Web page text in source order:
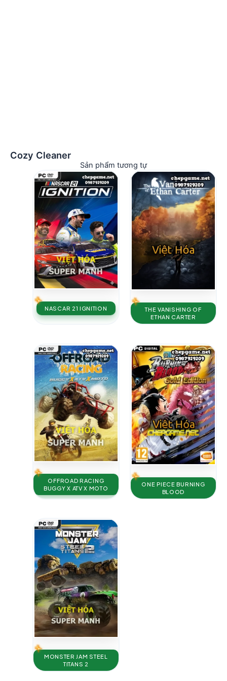
Cozy Cleaner
Sản phẩm tương tự
NASCAR 21 IGNITION
THE VANISHING OF
ETHAN CARTER
OFFROAD RACING
BUGGY X ATV X MOTO
ONE PIECE BURNING
BLOOD
MONSTER JAM STEEL
TITANS 2